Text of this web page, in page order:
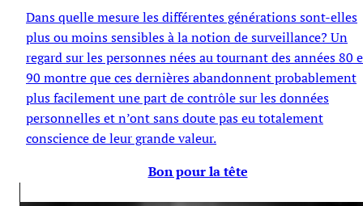
Dans quelle mesure les différentes générations sont-elles
plus ou moins sensibles à la notion de surveillance? Un
regard sur les personnes nées au tournant des années 80
90 montre que ces dernières abandonnent probablement
plus facilement une part de contrôle sur les données
personnelles et n’ont sans doute pas eu totalement
conscience de leur grande valeur.
Bon pour la tête